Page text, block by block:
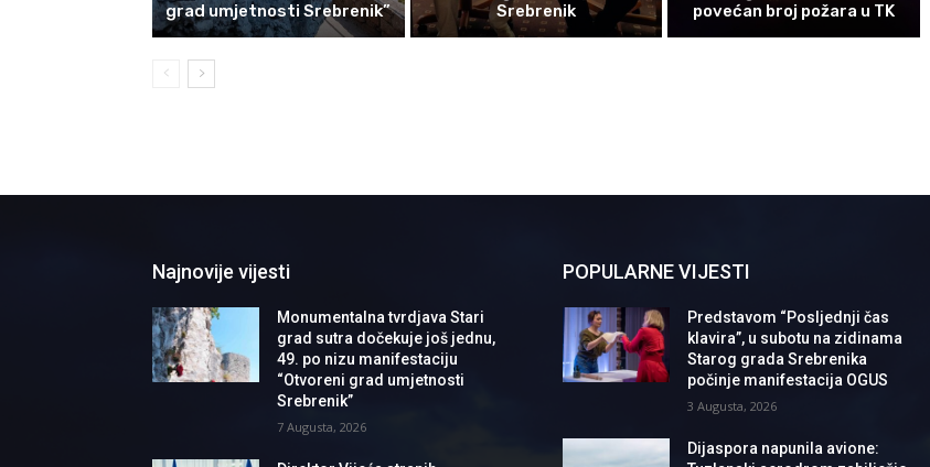
grad umjetnosti Srebrenik”
Srebrenik
povećan broj požara u TK
Najnovije vijesti
Monumentalna tvrdjava Stari
grad sutra dočekuje još jednu,
49. po nizu manifestaciju
“Otvoreni grad umjetnosti
Srebrenik”
7 Augusta, 2026
POPULARNE VIJESTI
Predstavom “Posljednji čas
klavira”, u subotu na zidinama
Starog grada Srebrenika
počinje manifestacija OGUS
3 Augusta, 2026
Dijaspora napunila avione: